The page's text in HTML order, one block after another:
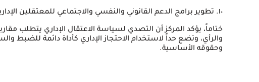
١٠.⁠ ⁠تطوير برامج الدعم القانوني والنفسي والاجتماعي للمعتقلين الإداريين المحررين وعائلاتهم.
ختاماً، يؤكد المركز أن التصدي لسياسة الاعتقال الإداري يتطلب
والرأي، وتضع حداً لاستخدام الاحتجاز الإداري كأداة دائمة للضبط
وحقوقه الأساسية.